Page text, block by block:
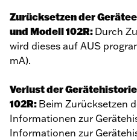
Zurücksetzen der
und Modell 102R: Durch
wird dieses auf AUS
mA).
Verlust der
102R: Beim Zurücksetzen
Informationen zur
Informationen zur